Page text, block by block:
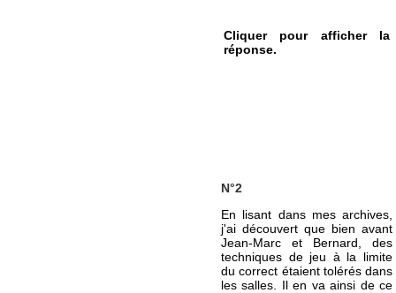
Cliquer pour afficher la
réponse.
N°2
En lisant dans mes archives,
j'ai découvert que bien avant
Jean-Marc et Bernard, des
techniques de jeu à la limite
du correct étaient tolérés dans
les salles. Il en va ainsi de ce